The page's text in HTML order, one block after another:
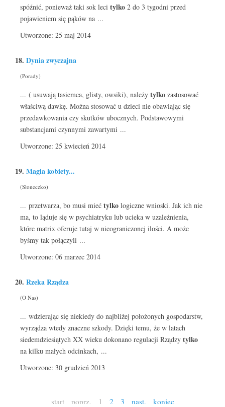
spóźnić, ponieważ taki sok leci tylko 2 do 3 tygodni przed
pojawieniem się pąków na ...
Utworzone: 25 maj 2014
18. Dynia zwyczajna
(Porady)
... ( usuwają tasiemca, glisty, owsiki), należy tylko zastosować
właściwą dawkę. Można stosować u dzieci nie obawiając się
przedawkowania czy skutków ubocznych. Podstawowymi
substancjami czynnymi zawartymi ...
Utworzone: 25 kwiecień 2014
19. Magia kobiety...
(Słoneczko)
... przetwarza, bo musi mieć tylko logiczne wnioski. Jak ich nie
ma, to ląduje się w psychiatryku lub ucieka w uzależnienia,
które matrix oferuje tutaj w nieograniczonej ilości. A może
byśmy tak połączyli ...
Utworzone: 06 marzec 2014
20. Rzeka Rządza
(O Nas)
... wdzierając się niekiedy do najbliżej położonych gospodarstw,
wyrządza wtedy znaczne szkody. Dzięki temu, że w latach
siedemdziesiątych XX wieku dokonano regulacji Rządzy tylko
na kilku małych odcinkach, ...
Utworzone: 30 grudzień 2013
start poprz. 1 2 3 nast. koniec